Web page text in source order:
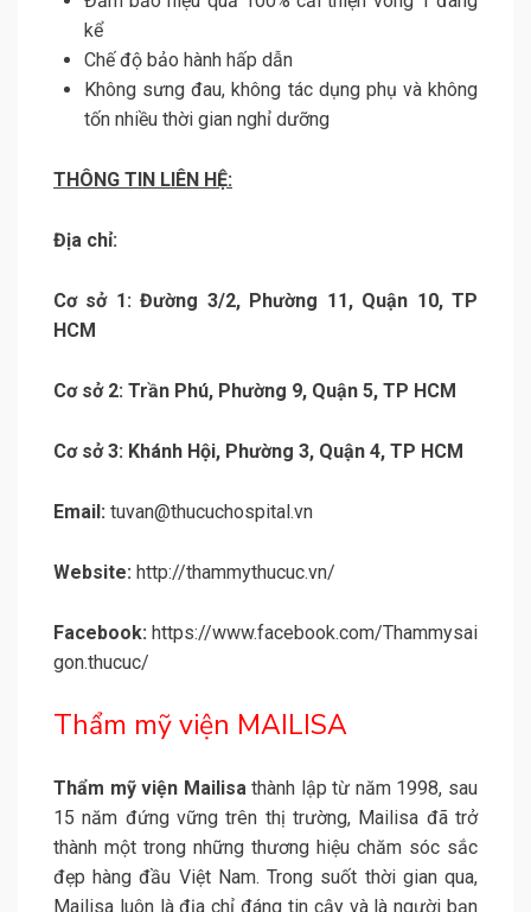
kể
Chế độ bảo hành hấp dẫn
Không sưng đau, không tác dụng phụ và không
tốn nhiều thời gian nghỉ dưỡng
THÔNG TIN LIÊN HỆ:
Địa chỉ:
Cơ sở 1: Đường 3/2, Phường 11, Quận 10, TP
HCM
Cơ sở 2: Trần Phú, Phường 9, Quận 5, TP HCM
Cơ sở 3: Khánh Hội, Phường 3, Quận 4, TP HCM
Email: tuvan@thucuchospital.vn
Website: http://thammythucuc.vn/
Facebook: https://www.facebook.com/Thammysai
gon.thucuc/
Thẩm mỹ viện MAILISA
Thẩm mỹ viện Mailisathành lập từ năm 1998, sau
15 năm đứng vững trên thị trường, Mailisa đã trở
thành một trong những thương hiệu chăm sóc sắc
đẹp hàng đầu Việt Nam. Trong suốt thời gian qua,
Mailisa luôn là địa chỉ đáng tin cậy và là người bạn